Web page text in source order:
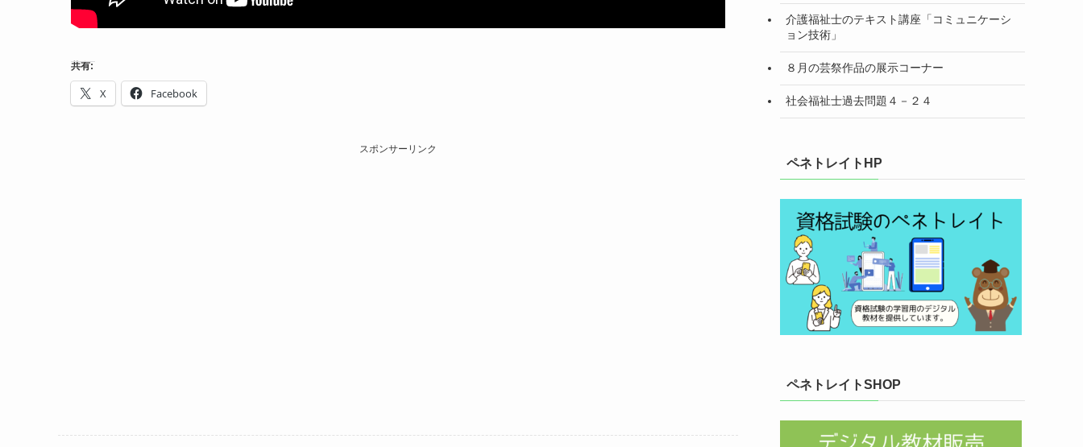
共有:
X Facebook
スポンサーリンク
介護福祉士のテキスト講座「コミュニケーシ
ョン技術」
８月の芸祭作品の展示コーナー
社会福祉士過去問題４－２４
ペネトレイトHP
ペネトレイトSHOP